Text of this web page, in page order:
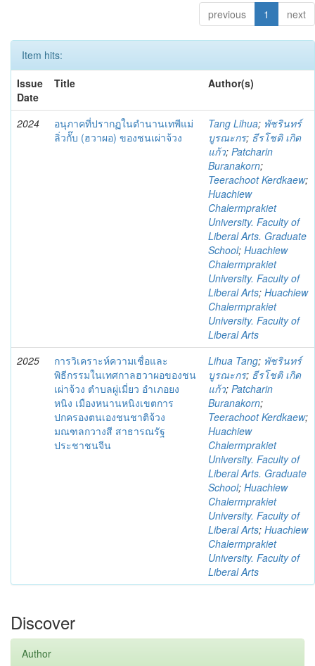
previous 1 next
Item hits:
Issue
Date
Title Author(s)
2024
อนุภาคที่ปรากฏในตำนานเทพีแม่
ลิ่วกั๊บ (ฮวาผอ) ของชนเผ่าจ้วง
Tang Lihua; พัชรินทร์
บูรณะกร; ธีรโชติ เกิด
แก้ว; Patcharin
Buranakorn;
Teerachoot Kerdkaew;
Huachiew
Chalermprakiet
University. Faculty of
Liberal Arts. Graduate
School; Huachiew
Chalermprakiet
University. Faculty of
Liberal Arts; Huachiew
Chalermprakiet
University. Faculty of
Liberal Arts
2025
การวิเคราะห์ความเชื่อและ
พิธีกรรมในเทศกาลฮวาผอของชน
เผ่าจ้วง ตําบลผู่เมี่ยว อําเภอยง
หนิง เมืองหนานหนิงเขตการ
ปกครองตนเองชนชาติจ้วง
มณฑลกวางสี สาธารณรัฐ
ประชาชนจีน
Lihua Tang; พัชรินทร์
บูรณะกร; ธีรโชติ เกิด
แก้ว; Patcharin
Buranakorn;
Teerachoot Kerdkaew;
Huachiew
Chalermprakiet
University. Faculty of
Liberal Arts. Graduate
School; Huachiew
Chalermprakiet
University. Faculty of
Liberal Arts; Huachiew
Chalermprakiet
University. Faculty of
Liberal Arts
Discover
Author